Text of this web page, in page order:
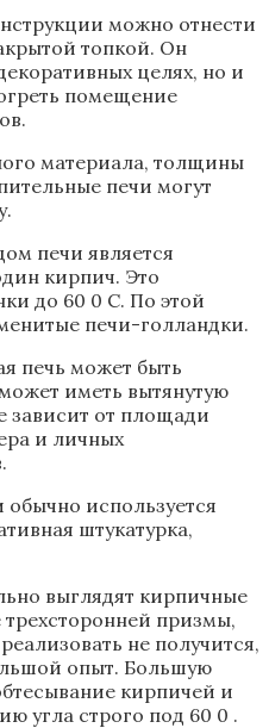
можно отнести
топкой. Он
целях, но и
помещение
материала, толщины
печи могут
печи является
кирпич. Это
до 60 0 С. По этой
печи-голландки.
печь может быть
иметь вытянутую
зависит от площади
и личных
используется
штукатурка,
выглядят кирпичные
призмы,
не получится,
опыт. Большую
кирпичей и
угла строго под 60 0 .